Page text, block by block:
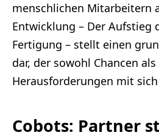
menschlichen Mitarbeitern
Entwicklung – Der Aufstieg
Fertigung – stellt einen
dar, der sowohl Chancen als
Herausforderungen mit
Cobots: Partner